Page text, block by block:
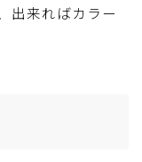
出来ればカラー